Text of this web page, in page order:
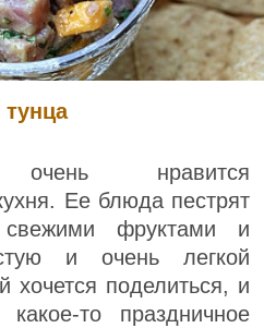
нравится
Ее блюда пестрят
фруктами и
и очень легкой
хочется поделиться, и
то праздничное